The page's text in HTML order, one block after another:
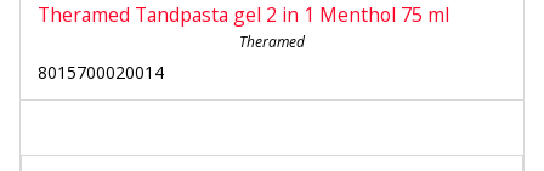
Theramed Tandpasta gel 2 in 1 Menthol 75 ml
Theramed
8015700020014